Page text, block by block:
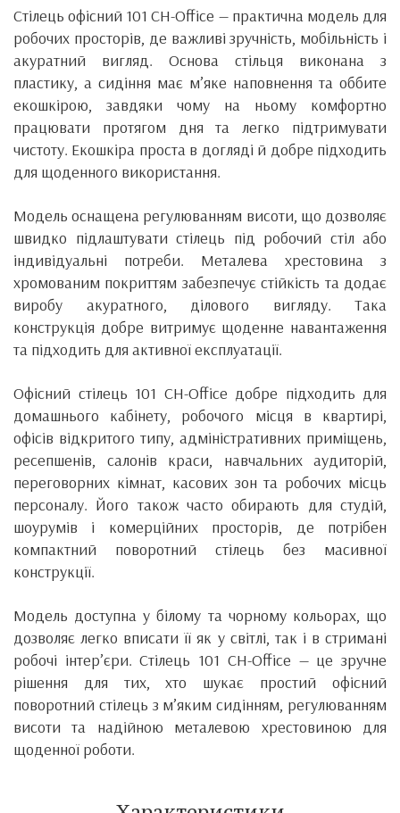
Стілець офісний 101 CH-Office — практична модель для
робочих просторів, де важливі зручність, мобільність і
акуратний вигляд. Основа стільця виконана з
пластику, а сидіння має м’яке наповнення та оббите
екошкірою, завдяки чому на ньому комфортно
працювати протягом дня та легко підтримувати
чистоту. Екошкіра проста в догляді й добре підходить
для щоденного використання.
Модель оснащена регулюванням висоти, що дозволяє
швидко підлаштувати стілець під робочий стіл або
індивідуальні потреби. Металева хрестовина з
хромованим покриттям забезпечує стійкість та додає
виробу акуратного, ділового вигляду. Така
конструкція добре витримує щоденне навантаження
та підходить для активної експлуатації.
Офісний стілець 101 CH-Office добре підходить для
домашнього кабінету, робочого місця в квартирі,
офісів відкритого типу, адміністративних приміщень,
ресепшенів, салонів краси, навчальних аудиторій,
переговорних кімнат, касових зон та робочих місць
персоналу. Його також часто обирають для студій,
шоурумів і комерційних просторів, де потрібен
компактний поворотний стілець без масивної
конструкції.
Модель доступна у білому та чорному кольорах, що
дозволяє легко вписати її як у світлі, так і в стримані
робочі інтер’єри. Стілець 101 CH-Office — це зручне
рішення для тих, хто шукає простий офісний
поворотний стілець з м’яким сидінням, регулюванням
висоти та надійною металевою хрестовиною для
щоденної роботи.